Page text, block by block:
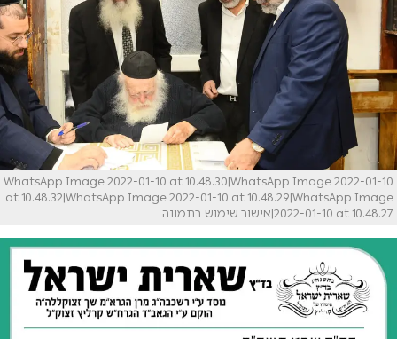
WhatsApp Image 2022-01-10 at 10.48.30|WhatsApp Image 2022-01-10
at 10.48.32|WhatsApp Image 2022-01-10 at 10.48.29|WhatsApp Image
2022-01-10 at 10.48.27|אישור שימוש בתמונה